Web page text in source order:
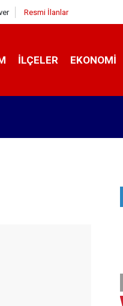
Resmi İlanlar
İLÇELER EKONOMI